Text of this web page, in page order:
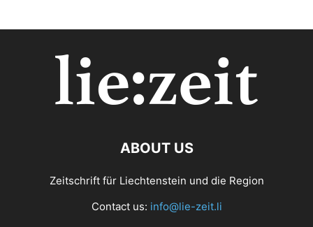
ABOUT US
Zeitschrift für Liechtenstein und die Region
Contact us: info@lie-zeit.li